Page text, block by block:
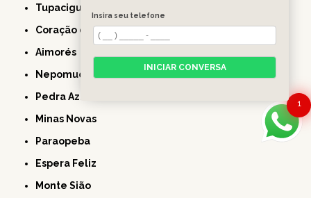
Tupaciguara
Coração de Jesus
Aimorés
Nepomuceno
Pedra Azul
Minas Novas
Paraopeba
Espera Feliz
Monte Sião
1
Insira seu telefone
INICIAR CONVERSA